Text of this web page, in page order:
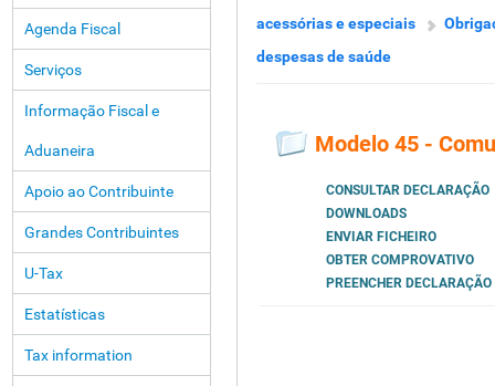
Agenda Fiscal
Serviços
Informação Fiscal e
Aduaneira
Apoio ao Contribuinte
Grandes Contribuintes
U-Tax
Estatísticas
Tax information
acessórias e especiais
despesas de saúde
Modelo 45 -
CONSULTAR DECLARAÇÃO
DOWNLOADS
ENVIAR FICHEIRO
OBTER COMPROVATIVO
PREENCHER DECLARAÇÃO